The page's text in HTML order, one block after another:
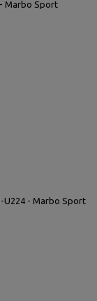
Marbo Sport
U224 - Marbo Sport